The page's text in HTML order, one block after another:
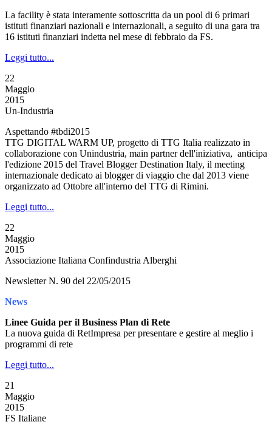
La facility è stata interamente sottoscritta da un pool di 6 primari
istituti finanziari nazionali e internazionali, a seguito di una gara tra
16 istituti finanziari indetta nel mese di febbraio da FS.
Leggi tutto...
22
Maggio
2015
Un-Industria
Aspettando #tbdi2015
TTG DIGITAL WARM UP, progetto di TTG Italia realizzato in
collaborazione con Unindustria, main partner dell'iniziativa, anticipa
l'edizione 2015 del Travel Blogger Destination Italy, il meeting
internazionale dedicato ai blogger di viaggio che dal 2013 viene
organizzato ad Ottobre all'interno del TTG di Rimini.
Leggi tutto...
22
Maggio
2015
Associazione Italiana Confindustria Alberghi
Newsletter N. 90 del 22/05/2015
News
Linee Guida per il Business Plan di Rete
La nuova guida di RetImpresa per presentare e gestire al meglio i
programmi di rete
Leggi tutto...
21
Maggio
2015
FS Italiane